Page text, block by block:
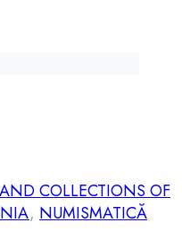
COLLECTIONS OF
, NUMISMATICĂ